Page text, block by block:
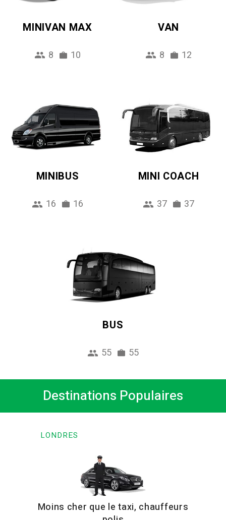
MINIVAN MAX
8 10
VAN
8 12
MINIBUS
16 16
MINI COACH
37 37
BUS
55 55
Destinations Populaires
LONDRES
Moins cher que le taxi, chauffeurs